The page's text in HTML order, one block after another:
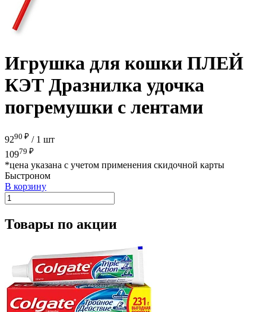
Игрушка для кошки ПЛЕЙ
КЭТ Дразнилка удочка
погремушки с лентами
9290 ₽ / 1 шт
10979 ₽
*цена указана с учетом применения скидочной карты
Быстроном
В корзину
Товары по акции